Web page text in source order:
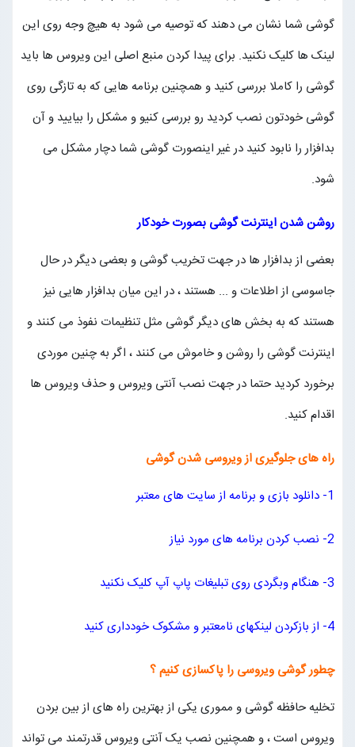
گوشی شما نشان می دهند که توصیه می شود به هیچ وجه روی این
لینک ها کلیک نکنید. برای پیدا کردن منبع اصلی این ویروس ها باید
گوشی را کاملا بررسی کنید و همچنین برنامه هایی که به تازگی روی
گوشی خودتون نصب کردید رو بررسی کنیو و مشکل را بیایید و آن
بدافزار را نابود کنید در غیر اینصورت گوشی شما دچار مشکل می
شود.
روشن شدن اینترنت گوشی بصورت خودکار
بعضی از بدافزار ها در جهت تخریب گوشی و بعضی دیگر در حال
جاسوسی از اطلاعات و ... هستند ، در این میان بدافزار هایی نیز
هستند که به بخش های دیگر گوشی مثل تنظیمات نفوذ می کنند و
اینترنت گوشی را روشن و خاموش می کنند ، اگر به چنین موردی
برخورد کردید حتما در جهت نصب آنتی ویروس و حذف ویروس ها
اقدام کنید.
راه های جلوگیری از ویروسی شدن گوشی
1- دانلود بازی و برنامه از سایت های معتبر
2- نصب کردن برنامه های مورد نیاز
3- هنگام وبگردی روی تبلیغات پاپ آپ کلیک نکنید
4- از بازکردن لینکهای نامعتبر و مشکوک خودداری کنید
چطور گوشی ویروسی را پاکسازی کنیم ؟
تخلیه حافظه گوشی و مموری یکی از بهترین راه های از بین بردن
ویروس است ، و همچنین نصب یک آنتی ویروس قدرتمند می تواند